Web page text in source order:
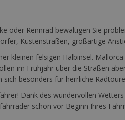
oder Rennrad bewältigen Sie
Küstenstraßen, großartige
kleinen felsigen Halbinsel.
im Frühjahr über die Straßen
sich besonders für herrliche
Dank des wundervollen
schon vor Beginn Ihres